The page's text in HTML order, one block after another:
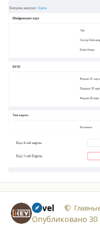
Pavel
Опубликовано30